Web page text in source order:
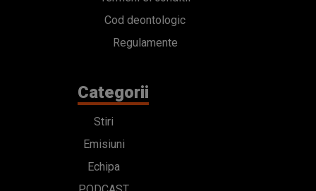
Cod deontologic
Regulamente
Categorii
Stiri
Emisiuni
Echipa